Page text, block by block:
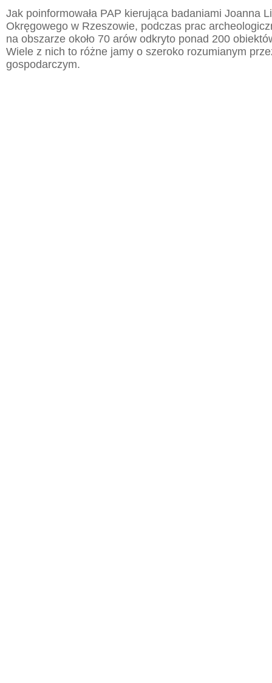
Jak poinformowała PAP kierująca badaniami Joanna
Okręgowego w Rzeszowie, podczas prac
na obszarze około 70 arów odkryto ponad 200
Wiele z nich to różne jamy o szeroko rozumianym
gospodarczym.